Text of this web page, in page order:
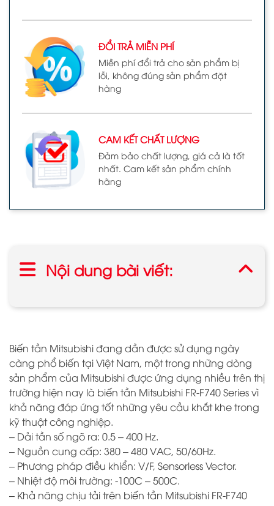
ĐỔI TRẢ MIỄN PHÍ
Miễn phí đổi trả cho sản phẩm bị
lỗi, không đúng sản phẩm đặt
hàng
CAM KẾT CHẤT LƯỢNG
Đảm bảo chất lượng, giá cả là tốt
nhất. Cam kết sản phẩm chính
hãng
Nội dung bài viết:
Biến tần Mitsubishi đang dần được sử dụng ngày
càng phổ biến tại Việt Nam, một trong những dòng
sản phẩm của Mitsubishi được ứng dụng nhiều trên thị
trường hiện nay là biến tần Mitsubishi FR-F740 Series vì
khả năng đáp ứng tốt những yêu cầu khắt khe trong
kỹ thuật công nghiệp.
– Dải tần số ngõ ra: 0.5 – 400 Hz.
– Nguồn cung cấp: 380 – 480 VAC, 50/60Hz.
– Phương pháp điều khiển: V/F, Sensorless Vector.
– Nhiệt độ môi trường: -100C – 500C.
– Khả năng chịu tải trên biến tần Mitsubishi FR-F740